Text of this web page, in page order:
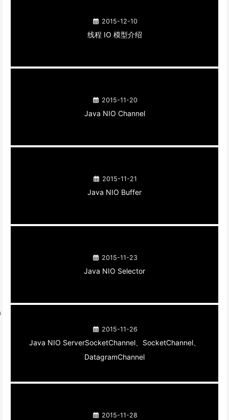
2015-12-10
线程 IO 模型介绍
2015-11-20
Java NIO Channel
2015-11-21
Java NIO Buffer
2015-11-23
Java NIO Selector
2015-11-26
Java NIO ServerSocketChannel、SocketChannel、
DatagramChannel
2015-11-28